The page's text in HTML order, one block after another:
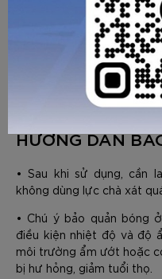
Bước 3: Sử dụng đồng
khí phù hợp nhất với bóng
Trong trường hợp không
ngón tay vào bề mặt
vừa cảm nhận đến khi
chơi của đội, tránh quá
HƯỚNG DẪN
• Sau khi sử dụng, cần
không dùng lực chà xát
• Chú ý bảo quản bóng
điều kiện nhiệt độ và độ
môi trường ẩm ướt hoặc
bị hư hỏng, giảm tuổi thọ.
GỬI TƯ VẤN